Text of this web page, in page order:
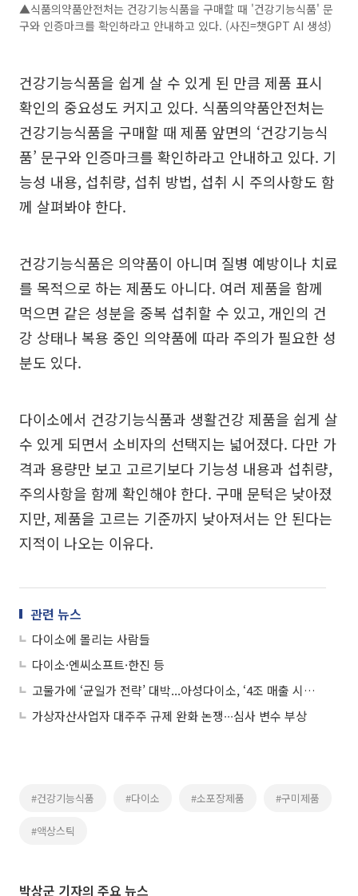
▲식품의약품안전처는 건강기능식품을 구매할 때 '건강기능식품' 문
구와 인증마크를 확인하라고 안내하고 있다. (사진=챗GPT AI 생성)
건강기능식품을 쉽게 살 수 있게 된 만큼 제품 표시
확인의 중요성도 커지고 있다. 식품의약품안전처는
건강기능식품을 구매할 때 제품 앞면의 ‘건강기능식
품’ 문구와 인증마크를 확인하라고 안내하고 있다. 기
능성 내용, 섭취량, 섭취 방법, 섭취 시 주의사항도 함
께 살펴봐야 한다.
건강기능식품은 의약품이 아니며 질병 예방이나 치료
를 목적으로 하는 제품도 아니다. 여러 제품을 함께
먹으면 같은 성분을 중복 섭취할 수 있고, 개인의 건
강 상태나 복용 중인 의약품에 따라 주의가 필요한 성
분도 있다.
다이소에서 건강기능식품과 생활건강 제품을 쉽게 살
수 있게 되면서 소비자의 선택지는 넓어졌다. 다만 가
격과 용량만 보고 고르기보다 기능성 내용과 섭취량,
주의사항을 함께 확인해야 한다. 구매 문턱은 낮아졌
지만, 제품을 고르는 기준까지 낮아져서는 안 된다는
지적이 나오는 이유다.
관련 뉴스
다이소에 몰리는 사람들
다이소·엔씨소프트·한진 등
고물가에 ‘균일가 전략’ 대박...아성다이소, ‘4조 매출 시대’ 열었다
가상자산사업자 대주주 규제 완화 논쟁∙∙∙심사 변수 부상
#건강기능식품 #다이소 #소포장제품 #구미제품
#액상스틱
박상군 기자의 주요 뉴스